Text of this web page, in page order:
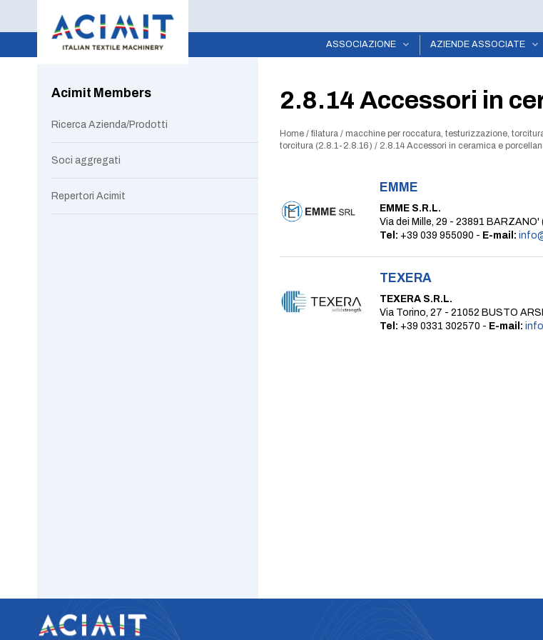
ASSOCIAZIONE AZIENDE ASSOCIATE
2.8.14 Accessori in
Home / filatura / macchine per roccatura, testurizzazione,
torcitura (2.8.1-2.8.16) / 2.8.14 Accessori in ceramica e
EMME
EMME S.R.L.
Via dei Mille, 29 - 23891 BARZANO'
Tel: +39 039 955090 - E-mail:
TEXERA
TEXERA S.R.L.
Via Torino, 27 - 21052 BUSTO
Tel: +39 0331 302570 - E-mail:
Acimit Members
Ricerca Azienda/Prodotti
Soci aggregati
Repertori Acimit